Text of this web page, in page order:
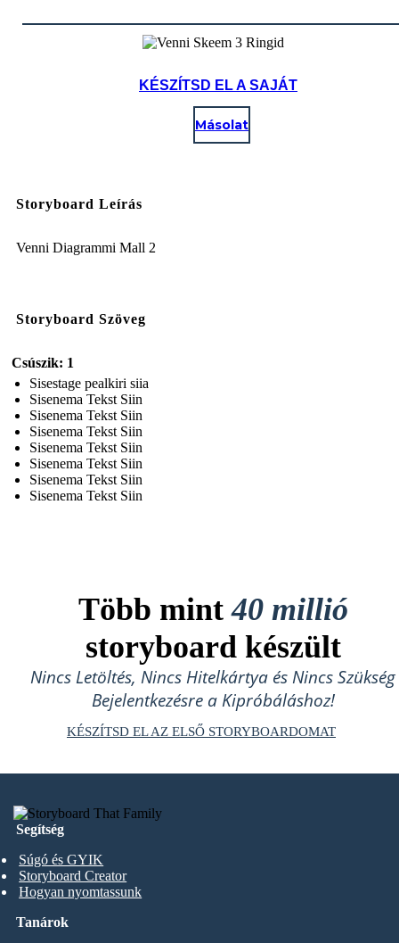
KÉSZÍTSD EL A SAJÁT
Másolat
Storyboard Leírás
Venni Diagrammi Mall 2
Storyboard Szöveg
Csúszik: 1
Sisestage pealkiri siia
Sisenema Tekst Siin
Sisenema Tekst Siin
Sisenema Tekst Siin
Sisenema Tekst Siin
Sisenema Tekst Siin
Sisenema Tekst Siin
Sisenema Tekst Siin
Több mint40 millió
storyboard készült
Nincs Letöltés, Nincs Hitelkártya és Nincs Szükség
Bejelentkezésre a Kipróbáláshoz!
KÉSZÍTSD EL AZ ELSŐ STORYBOARDOMAT
Segítség
Súgó és GYIK
Storyboard Creator
Hogyan nyomtassunk
Tanárok